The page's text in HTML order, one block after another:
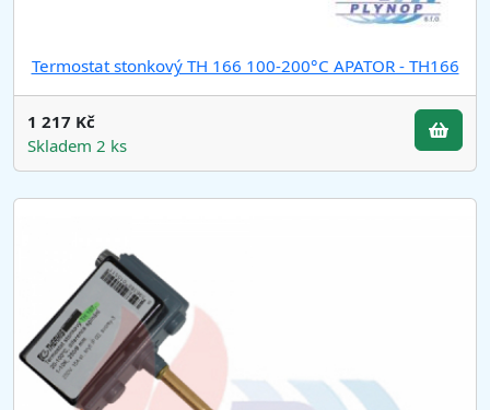
Termostat stonkový TH 166 100-200°C APATOR - TH166
1 217 Kč
Skladem 2 ks